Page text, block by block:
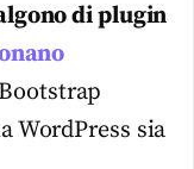
di plugin
WordPress sia